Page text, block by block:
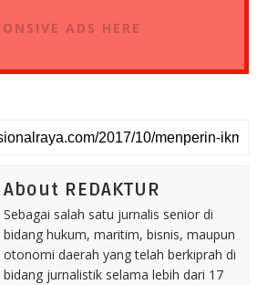
ADS HERE
About REDAKTUR
Sebagai salah satu jurnalis senior di
bidang hukum, maritim, bisnis, maupun
otonomi daerah yang telah berkiprah di
bidang jurnalistik selama lebih dari 17